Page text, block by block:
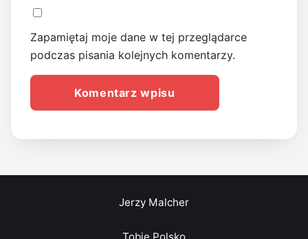
Zapamiętaj moje dane w tej przeglądarce
podczas pisania kolejnych komentarzy.
Jerzy Malcher
Tobie Polsko